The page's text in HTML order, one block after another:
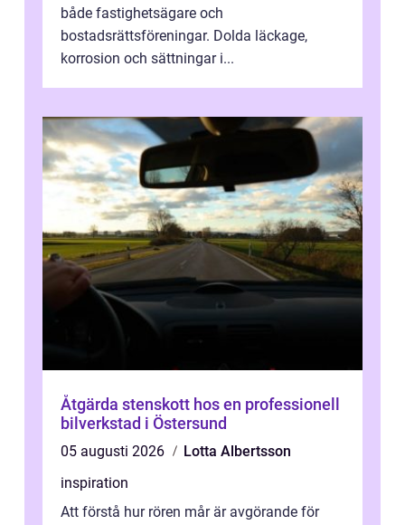
både fastighetsägare och
bostadsrättsföreningar. Dolda läckage,
korrosion och sättningar i...
Åtgärda stenskott hos en professionell
bilverkstad i Östersund
05 augusti 2026
Lotta Albertsson
inspiration
Att förstå hur rören mår är avgörande för